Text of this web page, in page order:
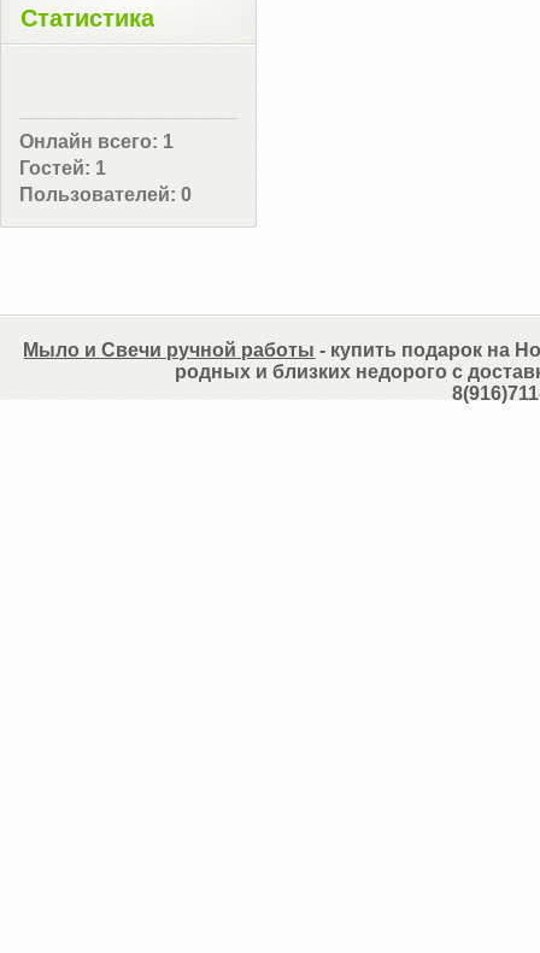
Статистика
Онлайн всего: 1
Гостей: 1
Пользователей: 0
Мыло и Свечи ручной работы - купить подарок на
родных и близких недорого с